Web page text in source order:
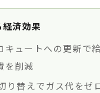
済効果
キュートへの更新で
を削減
り替えでガス代をゼ